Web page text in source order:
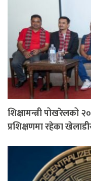
शिक्षामन्त्री
प्रशिक्षणमा रहेका